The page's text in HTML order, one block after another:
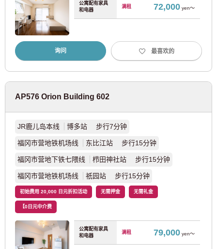
公寓配有家具
和电器
满租 72,000yen～
询问 最喜欢的
AP576 Orion Building 602
JR鹿儿岛本线 博多站 步行7分钟
福冈市营地铁机场线 东比江站 步行15分钟
福冈市营地下铁七隈线 栉田神社站 步行15分钟
福冈市营地铁机场线 祇园站 步行15分钟
初始费用 20,000 日元折扣活动 无需押金 无需礼金
【0日元中介费
公寓配有家具
和电器
满租 79,000yen～
埼玉快速铁路
龙铁
JR东海
JR关西本线 (1)
神户市交通局
神户市营地铁山手线 (1)